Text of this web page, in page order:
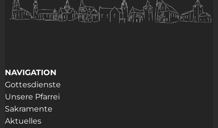
NAVIGATION
Gottesdienste
Unsere Pfarrei
Sakramente
Aktuelles